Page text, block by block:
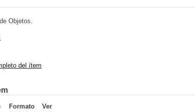
Objetos.
del ítem
Formato
Ver